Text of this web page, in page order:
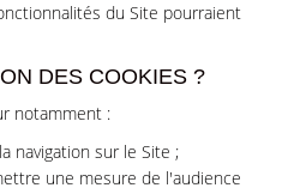
du Site pourraient
DES COOKIES ?
notamment :
navigation sur le Site ;
une mesure de l'audience